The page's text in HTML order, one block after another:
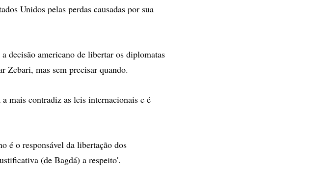
Unidos pelas perdas causadas por sua
decisão americano de libertar os diplomatas
Zebari, mas sem precisar quando.
mais contradiz as leis internacionais e é
é o responsável da libertação dos
(de Bagdá) a respeito'.